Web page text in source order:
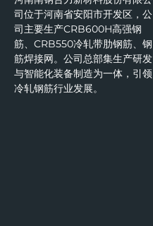
司位于河南省安阳市开发区，公
司主要生产CRB600H高强钢
筋、CRB550冷轧带肋钢筋、钢
筋焊接网。公司总部集生产研发
与智能化装备制造为一体，引领
冷轧钢筋行业发展。